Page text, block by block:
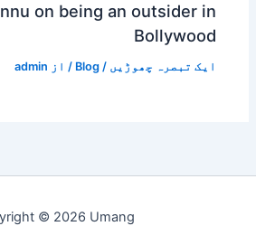
Taapsee Pannu on being an
چھوڑیں /
Blog / از admin
Copyright © 2026 Umang